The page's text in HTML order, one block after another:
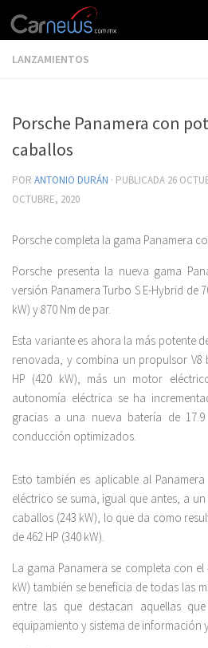
LANZAMIENTOS
Porsche Panamera con
caballos
POR ANTONIO DURÁN · PUBLICADA 26
OCTUBRE, 2020
Porsche completa la gama Panamera
Porsche presenta la nueva gama
versión Panamera Turbo S E-Hybrid de
kW) y 870 Nm de par.
Esta variante es ahora la más potente
renovada, y combina un propulsor V8
HP (420 kW), más un motor
autonomía eléctrica se ha
gracias a una nueva batería de
conducción optimizados.
Esto también es aplicable al
eléctrico se suma, igual que antes, a
caballos (243 kW), lo que da como
de 462 HP (340 kW).
La gama Panamera se completa con el
kW) también se beneficia de todas las
entre las que destacan aquellas
equipamiento y sistema de información